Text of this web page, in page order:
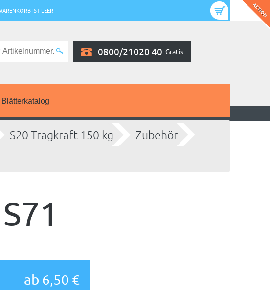
IST LEER
0800/21020 40 Gratis
Blätterkatalog
S20 Tragkraft 150 kg
Zubehör
ab 6,50 €